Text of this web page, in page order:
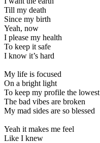
Till my death
Since my birth
Yeah, now
I please my health
To keep it safe
I know it’s hard
My life is focused
On a bright light
To keep my profile the lowest
The bad vibes are broken
My mad sides are so blessed
Yeah it makes me feel
Like I knew